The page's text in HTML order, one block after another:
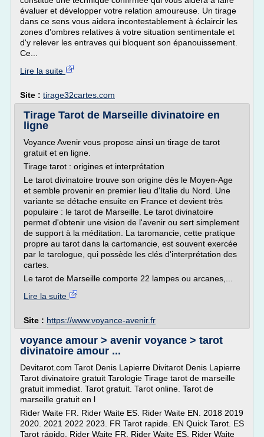
évaluer et développer votre relation amoureuse. Un tirage
dans ce sens vous aidera incontestablement à éclaircir les
zones d'ombres relatives à votre situation sentimentale et
d'y relever les entraves qui bloquent son épanouissement.
Ce...
Lire la suite
Site : tirage32cartes.com
Tirage Tarot de Marseille divinatoire en
ligne
Voyance Avenir vous propose ainsi un tirage de tarot
gratuit et en ligne.
Tirage tarot : origines et interprétation
Le tarot divinatoire trouve son origine dès le Moyen-Age
et semble provenir en premier lieu d'Italie du Nord. Une
variante se détache ensuite en France et devient très
populaire : le tarot de Marseille. Le tarot divinatoire
permet d'obtenir une vision de l'avenir ou sert simplement
de support à la méditation. La taromancie, cette pratique
propre au tarot dans la cartomancie, est souvent exercée
par le tarologue, qui possède les clés d'interprétation des
cartes.
Le tarot de Marseille comporte 22 lampes ou arcanes,...
Lire la suite
Site : https://www.voyance-avenir.fr
voyance amour > avenir voyance > tarot
divinatoire amour ...
Devitarot.com Tarot Denis Lapierre Divitarot Denis Lapierre
Tarot divinatoire gratuit Tarologie Tirage tarot de marseille
gratuit immediat. Tarot gratuit. Tarot online. Tarot de
marseille gratuit en l
Rider Waite FR. Rider Waite ES. Rider Waite EN. 2018 2019
2020. 2021 2022 2023. FR Tarot rapide. EN Quick Tarot. ES
Tarot rápido. Rider Waite FR. Rider Waite ES. Rider Waite